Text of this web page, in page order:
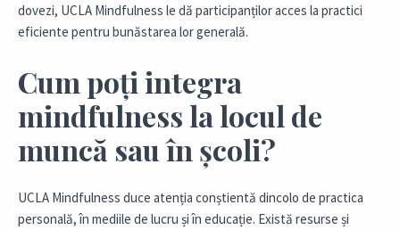
dovezi, UCLA Mindfulness le dă participanților acces la practici
eficiente pentru bunăstarea lor generală.
Cum poți integra
mindfulness la locul de
muncă sau în școli?
UCLA Mindfulness duce atenția conștientă dincolo de practica
personală, în mediile de lucru și în educație. Există resurse și